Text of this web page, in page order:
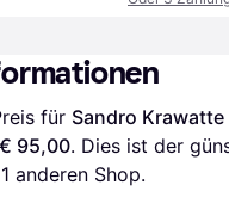
für Sandro
€ 95,00. Dies ist der
anderen Shop.